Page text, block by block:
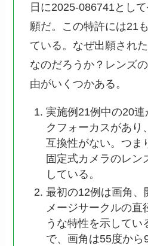
日に2025-086741とし
願だ。この特許には21
ている。なぜ出願され
なのだろうか？レンズ
由がいくつかある。
実施例21例中の20
クフォーカスがあり
互換性がない。つま
固定式カメラのレン
している。
最初の12例は画角、
メージサークルの直
うな特性を示してい
で、画角は55度から